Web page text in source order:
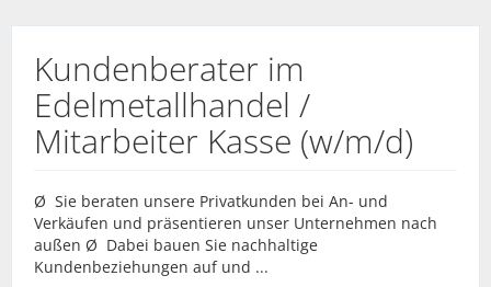
Kundenberater im
Edelmetallhandel /
Mitarbeiter Kasse (w/m/d)
Ø Sie beraten unsere Privatkunden bei An- und
Verkäufen und präsentieren unser Unternehmen nach
außen Ø Dabei bauen Sie nachhaltige
Kundenbeziehungen auf und ...